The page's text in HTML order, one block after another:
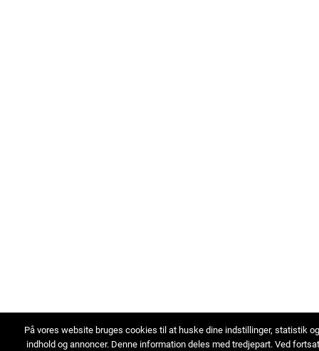
På vores website bruges cookies til at huske dine indstillinger, statistik
indhold og annoncer. Denne information deles med tredjepart. Ved